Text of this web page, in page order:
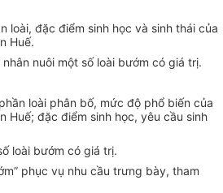
loài, đặc điểm sinh học và sinh thái của
Huế.
nuôi một số loài bướm có giá trị.
loài phân bố, mức độ phổ biến của
Huế; đặc điểm sinh học, yêu cầu sinh
loài bướm có giá trị.
phục vụ nhu cầu trưng bày, tham